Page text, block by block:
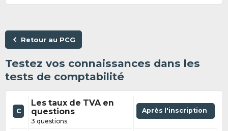
Retour au PCG
Testez vos connaissances dans les
tests de comptabilité
C
Les taux de TVA en
questions
3 questions
Après l'inscription